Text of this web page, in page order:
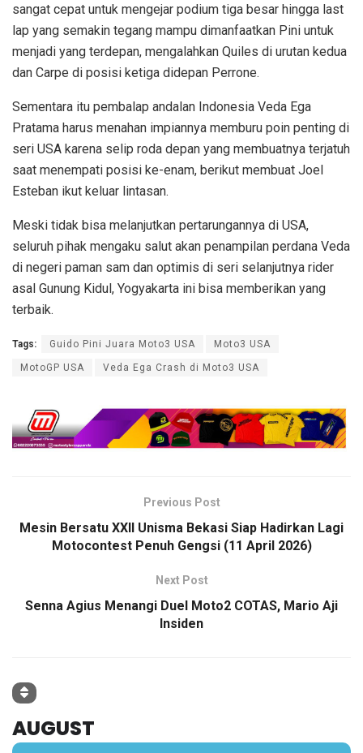
sangat cepat untuk mengejar podium tiga besar hingga last
lap yang semakin tegang mampu dimanfaatkan Pini untuk
menjadi yang terdepan, mengalahkan Quiles di urutan kedua
dan Carpe di posisi ketiga didepan Perrone.
Sementara itu pembalap andalan Indonesia Veda Ega
Pratama harus menahan impiannya memburu poin penting di
seri USA karena selip roda depan yang membuatnya terjatuh
saat menempati posisi ke-enam, berikut membuat Joel
Esteban ikut keluar lintasan.
Meski tidak bisa melanjutkan pertarungannya di USA,
seluruh pihak mengaku salut akan penampilan perdana Veda
di negeri paman sam dan optimis di seri selanjutnya rider
asal Gunung Kidul, Yogyakarta ini bisa memberikan yang
terbaik.
Tags: Guido Pini Juara Moto3 USA Moto3 USA
MotoGP USA Veda Ega Crash di Moto3 USA
Previous Post
Mesin Bersatu XXII Unisma Bekasi Siap Hadirkan Lagi
Motocontest Penuh Gengsi (11 April 2026)
Next Post
Senna Agius Menangi Duel Moto2 COTAS, Mario Aji
Insiden
AUGUST